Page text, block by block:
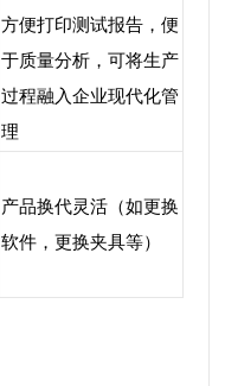
方便打印测试报告，便
于质量分析，可将生产
过程融入企业现代化管
理
产品换代灵活（如更换
软件，更换夹具等）